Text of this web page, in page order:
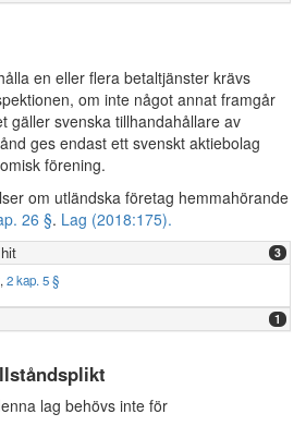
en eller flera betaltjänster krävs
om inte något annat framgår
gäller svenska tillhandahållare av
ges endast ett svenskt aktiebolag
förening.
om utländska företag hemmahörande
26 §. Lag (2018:175).
3
, 2 kap. 5 §
1
lag behövs inte för